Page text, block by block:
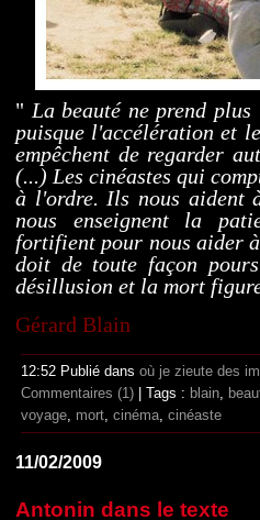
"La beauté ne prend
puisque l'accélération et
empêchent de regarder
(...) Les cinéastes qui
à l'ordre. Ils nous aident
nous enseignent la
fortifient pour nous aider
doit de toute façon
désillusion et la mort
Gérard Blain
12:52 Publié dans où je zieute des
Commentaires (1) | Tags : blain,
voyage, mort, cinéma, cinéaste
11/02/2009
Antonin dans le texte